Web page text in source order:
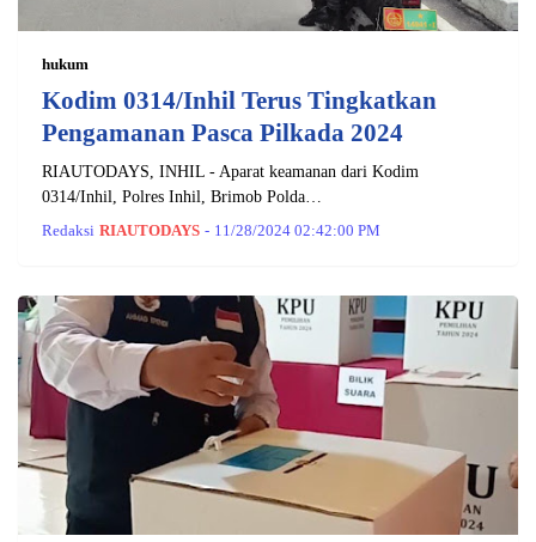
hukum
Kodim 0314/Inhil Terus Tingkatkan
Pengamanan Pasca Pilkada 2024
RIAUTODAYS, INHIL - Aparat keamanan dari Kodim
0314/Inhil, Polres Inhil, Brimob Polda…
Redaksi RIAUTODAYS - 11/28/2024 02:42:00 PM